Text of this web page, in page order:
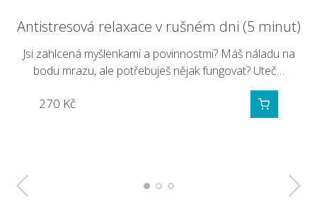
Antistresová relaxace v rušném dni (5 minut)
Jsi zahlcená myšlenkami a povinnostmi? Máš náladu na
bodu mrazu, ale potřebuješ nějak fungovat? Uteč…
270 Kč
Večerní uvolnění a lepší spánek (8 minut)
Potřebuješ rychle usnout, ale bez zklidnění to jen tak
nepůjde? Vyzkoušej nejkratší z večerních relaxací…
280 Kč
Relaxace jóga nidra pro restart celého těla
Hluboké uvolnění a regenerace těla i mysli inspirovaná
oblíbeným formátem jóga nidra
300 Kč